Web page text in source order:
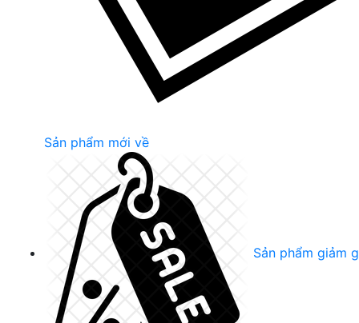
Sản phẩm mới về
Sản phẩm giảm